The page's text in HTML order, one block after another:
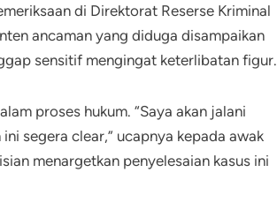
di Direktorat Reserse Kriminal
ancaman yang diduga disampaikan
sensitif mengingat keterlibatan figur.
proses hukum. “Saya akan jalani
segera clear,” ucapnya kepada awak
menargetkan penyelesaian kasus ini